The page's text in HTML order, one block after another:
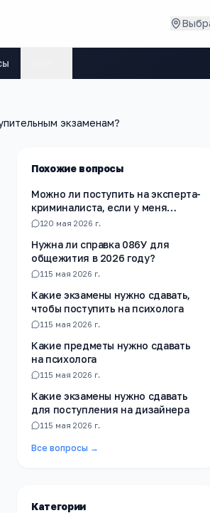
экзаменам?
Похожие вопросы
Можно ли поступить на эксперта-
криминалиста, если у меня
нарушенное зрение?
120 мая 2026 г.
Нужна ли справка 086У для
общежития в 2026 году?
1 15 мая 2026 г.
Какие экзамены нужно сдавать,
чтобы поступить на психолога
1 15 мая 2026 г.
Какие предметы нужно сдавать
на психолога
1 15 мая 2026 г.
Какие экзамены нужно сдавать
для поступления на дизайнера
1 15 мая 2026 г.
Все вопросы →
Категории